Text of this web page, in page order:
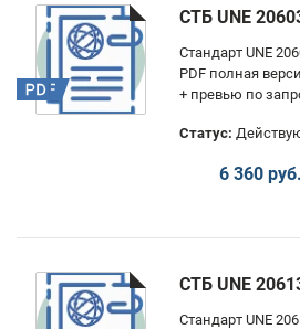
СТБ UNE
Стандарт UNE
PDF полная
+ превью по
Статус:
6 360 руб.
СТБ UNE
Стандарт UNE